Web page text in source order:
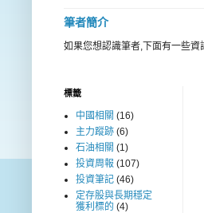
筆者簡介
如果您想認識筆者,下面有一些
標籤
中國相關 (16)
主力蹤跡 (6)
石油相關 (1)
投資周報 (107)
投資筆記 (46)
定存股與長期穩定
獲利標的 (4)